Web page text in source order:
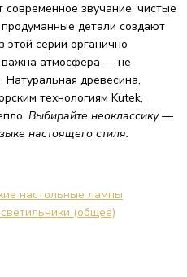
звучание: чистые
детали создают
серии органично
важна атмосфера — не
древесина,
технологиям Kutek,
Выбирайте неоклассику —
настоящего стиля.
настольные лампы
(общее)